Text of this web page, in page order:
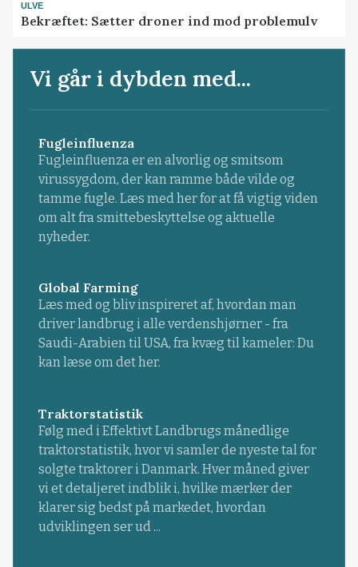
ULVE
Bekræftet: Sætter droner ind mod problemulv
Vi går i dybden med...
Fugleinfluenza
Fugleinfluenza er en alvorlig og smitsom
virussygdom, der kan ramme både vilde og
tamme fugle. Læs med her for at få vigtig viden
om alt fra smittebeskyttelse og aktuelle
nyheder.
Global Farming
Læs med og bliv inspireret af, hvordan man
driver landbrug i alle verdenshjørner - fra
Saudi-Arabien til USA, fra kvæg til kameler: Du
kan læse om det her.
Traktorstatistik
Følg med i Effektivt Landbrugs månedlige
traktorstatistik, hvor vi samler de nyeste tal for
solgte traktorer i Danmark. Hver måned giver
vi et detaljeret indblik i, hvilke mærker der
klarer sig bedst på markedet, hvordan
udviklingen ser ud ...